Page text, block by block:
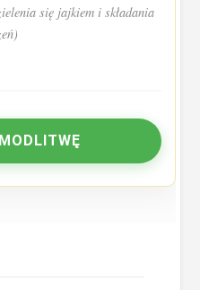
się jajkiem i składania